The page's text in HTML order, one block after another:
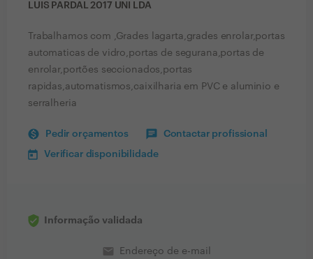
LUIS PARDAL 2017 UNI LDA
Trabalhamos com ,Grades lagarta,grades enrolar,portas
automaticas de vidro,portas de segurana,portas de
enrolar,portões seccionados,portas
rapidas,automatismos,caixilharia em PVC e aluminio e
serralheria
Pedir orçamentos Contactar profissional
Verificar disponibilidade
Informação validada
email Endereço de e-mail